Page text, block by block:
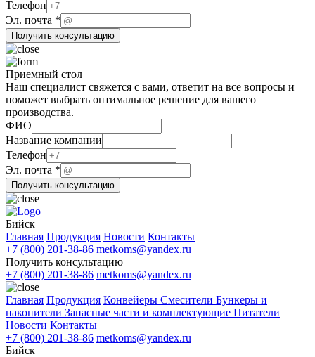
Телефон
Эл. почта *
Получить консультацию
Приемный стол
Наш специалист свяжется с вами, ответит на все вопросы и
поможет выбрать оптимальное решение для вашего
производства.
ФИО
Название компании
Телефон
почта
Эл.
Телефон
Эл. почта *
Получить консультацию
Бийск
Главная Продукция Новости Контакты
+7 (800) 201-38-86 metkoms@yandex.ru
Получить консультацию
+7 (800) 201-38-86 metkoms@yandex.ru
Главная Продукция Конвейеры Смесители Бункеры и
накопители Запасные части и комплектующие Питатели
Новости Контакты
+7 (800) 201-38-86 metkoms@yandex.ru
Бийск